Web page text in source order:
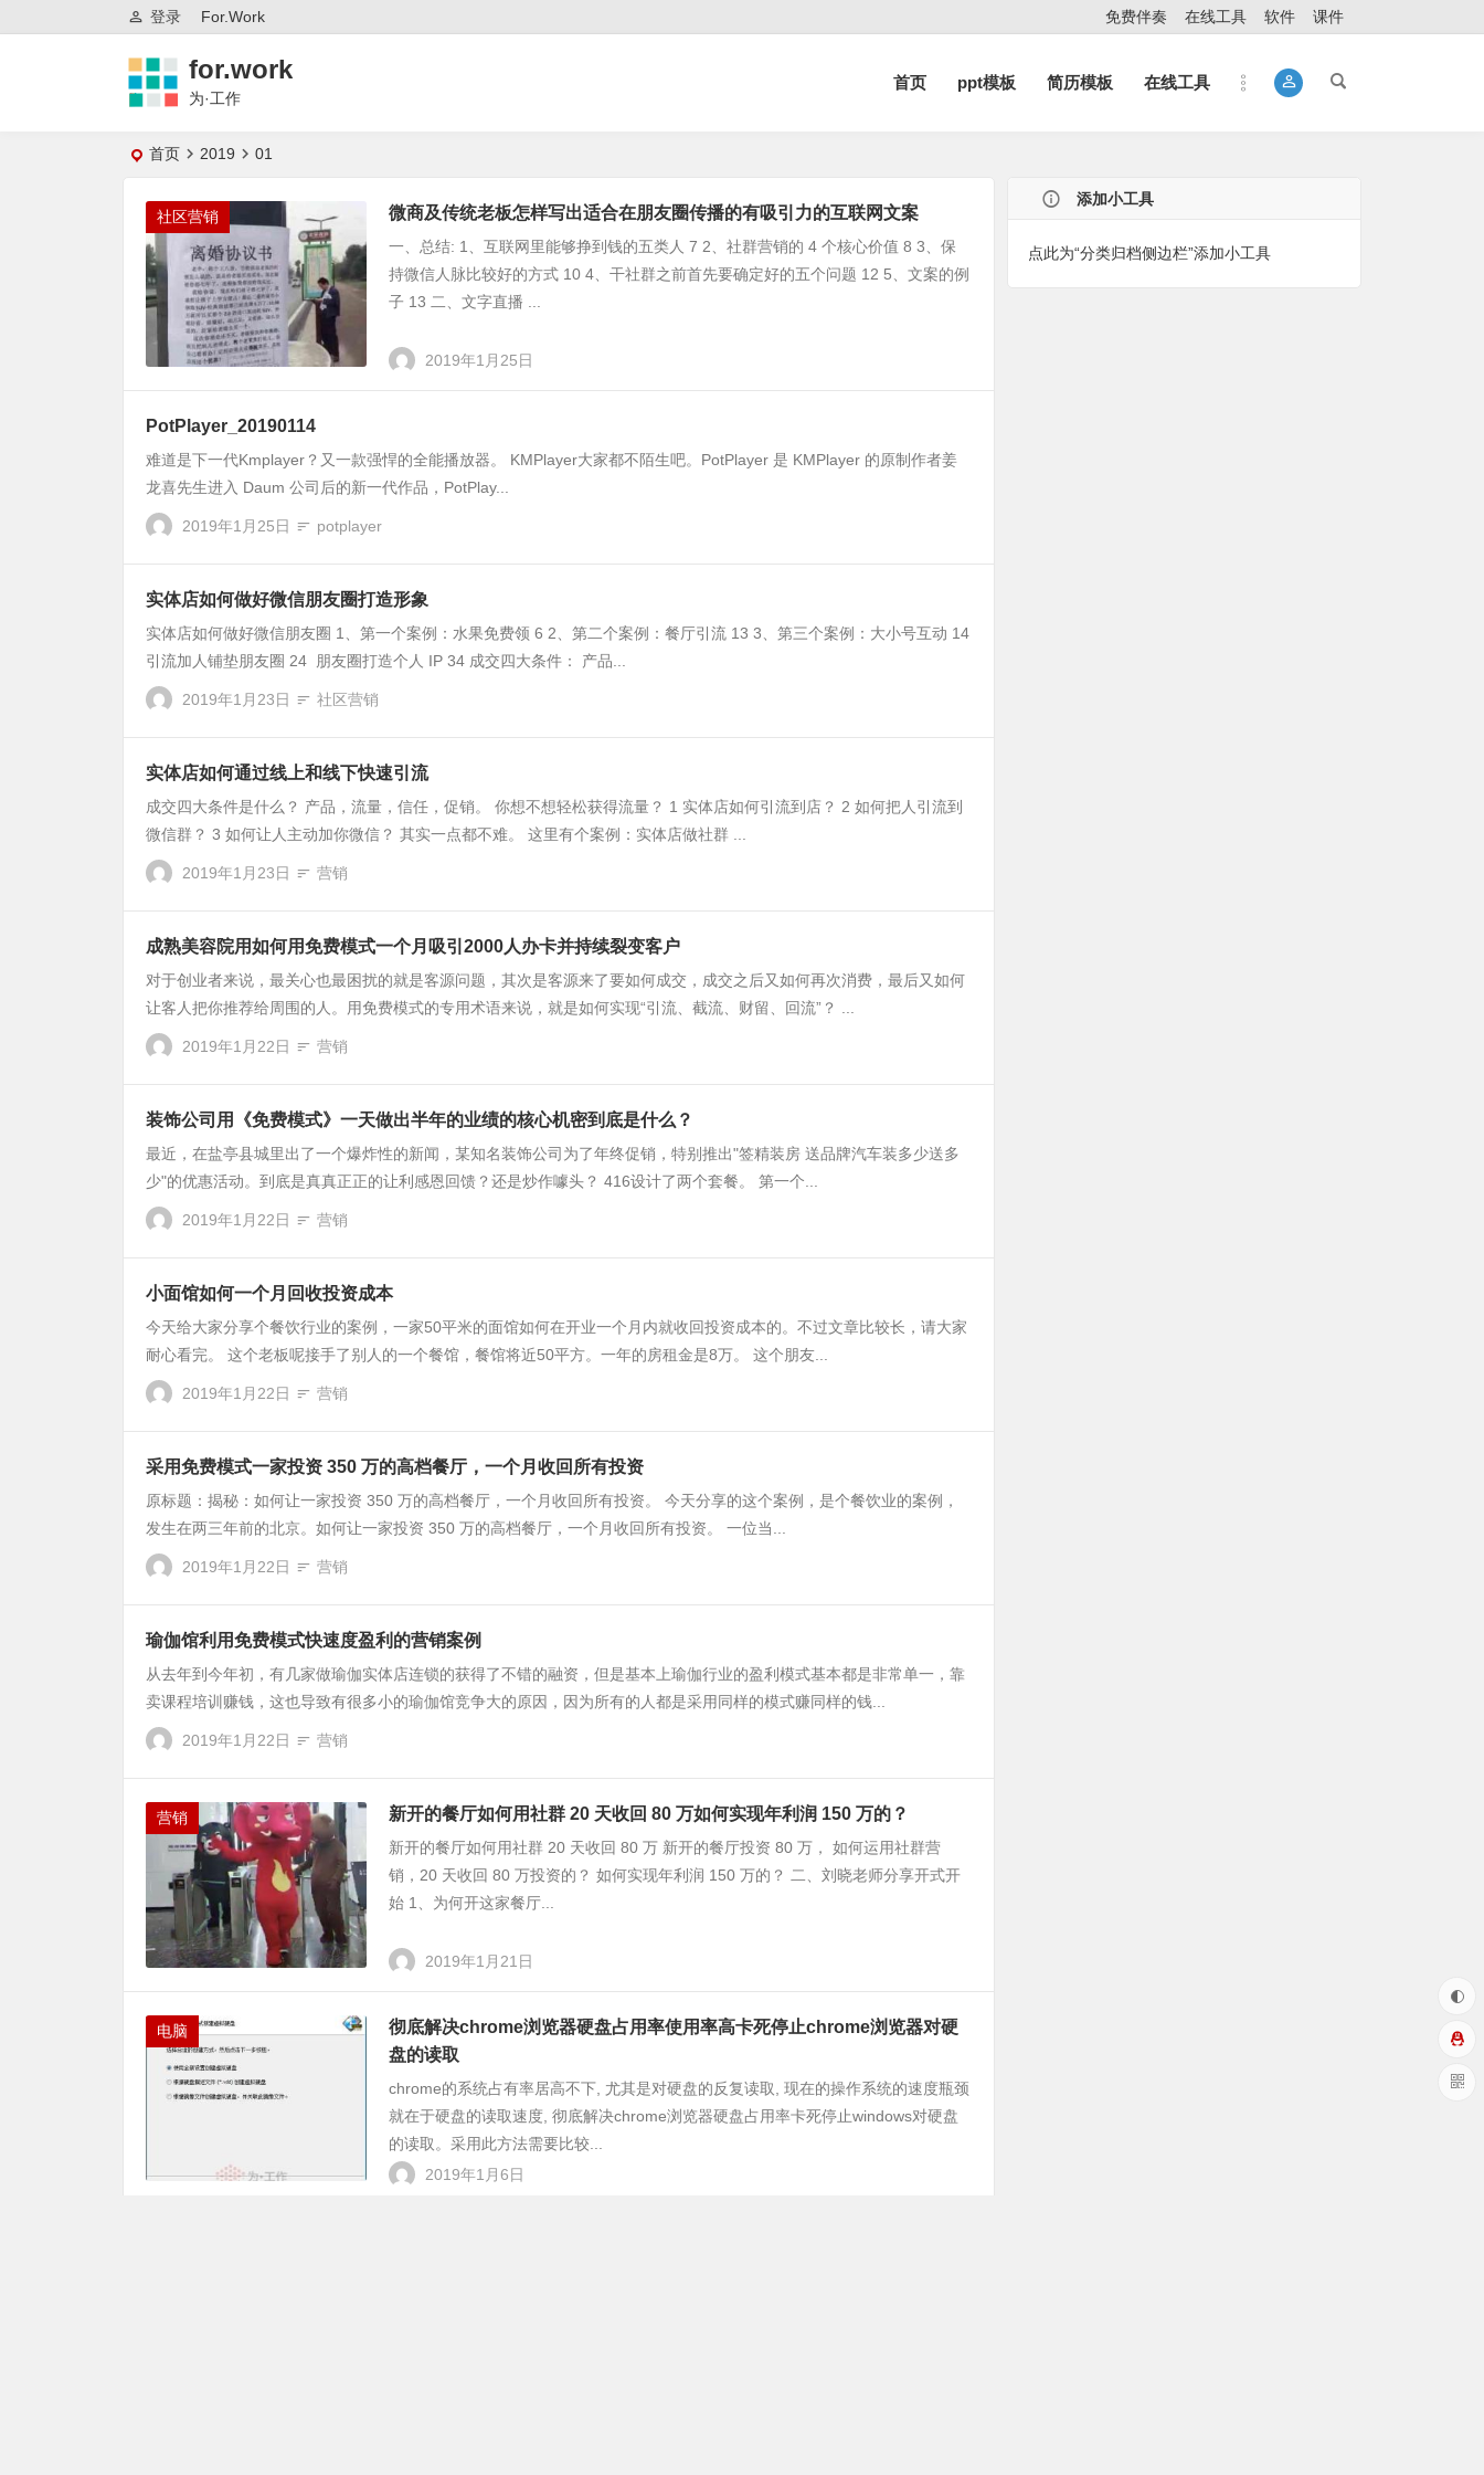
For.work
登录 免费伴奏 在线工具 软件 课件
for.work
为·工作
首页 ppt模板 简历模板 在线工具
首页 2019 01
社区营销 微商及传统老板怎样写出适合在朋友圈传播的有吸引力的互联网文案
一、总结: 1、互联网里能够挣到钱的五类人 7 2、社群营销的 4 个核心价值 8 3、保
持微信人脉比较好的方式 10 4、干社群之前首先要确定好的五个问题 12 5、文案的例
子 13 二、文字直播 ...
2019年1月25日
PotPlayer_20190114
难道是下一代Kmplayer？又一款强悍的全能播放器。 KMPlayer大家都不陌生吧。PotPlayer 是 KMPlayer 的原制作者姜
龙喜先生进入 Daum 公司后的新一代作品，PotPlay...
2019年1月25日 potplayer
实体店如何做好微信朋友圈打造形象
实体店如何做好微信朋友圈 1、第一个案例：水果免费领 6 2、第二个案例：餐厅引流 13 3、第三个案例：大小号互动 14
引流加人铺垫朋友圈 24 朋友圈打造个人 IP 34 成交四大条件： 产品...
2019年1月23日 社区营销
实体店如何通过线上和线下快速引流
成交四大条件是什么？ 产品，流量，信任，促销。 你想不想轻松获得流量？ 1 实体店如何引流到店？ 2 如何把人引流到
微信群？ 3 如何让人主动加你微信？ 其实一点都不难。 这里有个案例：实体店做社群 ...
2019年1月23日 营销
成熟美容院用如何用免费模式一个月吸引2000人办卡并持续裂变客户
对于创业者来说，最关心也最困扰的就是客源问题，其次是客源来了要如何成交，成交之后又如何再次消费，最后又如何
让客人把你推荐给周围的人。用免费模式的专用术语来说，就是如何实现“引流、截流、财留、回流”？ ...
2019年1月22日 营销
装饰公司用《免费模式》一天做出半年的业绩的核心机密到底是什么？
最近，在盐亭县城里出了一个爆炸性的新闻，某知名装饰公司为了年终促销，特别推出"签精装房 送品牌汽车装多少送多
少"的优惠活动。到底是真真正正的让利感恩回馈？还是炒作噱头？ 416设计了两个套餐。 第一个...
2019年1月22日 营销
小面馆如何一个月回收投资成本
今天给大家分享个餐饮行业的案例，一家50平米的面馆如何在开业一个月内就收回投资成本的。不过文章比较长，请大家
耐心看完。 这个老板呢接手了别人的一个餐馆，餐馆将近50平方。一年的房租金是8万。 这个朋友...
2019年1月22日 营销
采用免费模式一家投资 350 万的高档餐厅，一个月收回所有投资
原标题：揭秘：如何让一家投资 350 万的高档餐厅，一个月收回所有投资。 今天分享的这个案例，是个餐饮业的案例，
发生在两三年前的北京。如何让一家投资 350 万的高档餐厅，一个月收回所有投资。 一位当...
2019年1月22日 营销
瑜伽馆利用免费模式快速度盈利的营销案例
从去年到今年初，有几家做瑜伽实体店连锁的获得了不错的融资，但是基本上瑜伽行业的盈利模式基本都是非常单一，靠
卖课程培训赚钱，这也导致有很多小的瑜伽馆竞争大的原因，因为所有的人都是采用同样的模式赚同样的钱...
2019年1月22日 营销
营销 新开的餐厅如何用社群 20 天收回 80 万如何实现年利润 150 万的？
新开的餐厅如何用社群 20 天收回 80 万 新开的餐厅投资 80 万， 如何运用社群营
销，20 天收回 80 万投资的？ 如何实现年利润 150 万的？ 二、刘晓老师分享开式开
始 1、为何开这家餐厅...
2019年1月21日
电脑
彻底解决chrome浏览器硬盘占用率使用率高卡死停止chrome浏览器对硬
盘的读取
chrome的系统占有率居高不下, 尤其是对硬盘的反复读取, 现在的操作系统的速度瓶颈
就在于硬盘的读取速度, 彻底解决chrome浏览器硬盘占用率卡死停止windows对硬盘
的读取。采用此方法需要比较...
2019年1月6日
添加小工具
点此为“分类归档侧边栏”添加小工具